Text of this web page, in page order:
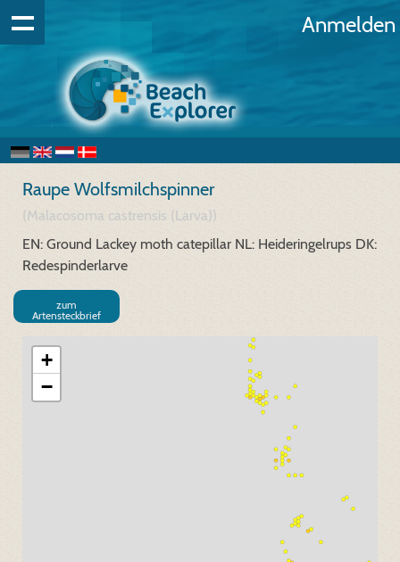
Anmelden
Raupe Wolfsmilchspinner
(Malacosoma castrensis (Larva))
EN: Ground Lackey moth catepillar NL: Heideringelrups DK:
Redespinderlarve
zum
Artensteckbrief
+
−